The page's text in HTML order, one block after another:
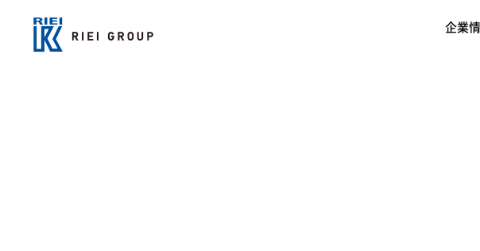
企業